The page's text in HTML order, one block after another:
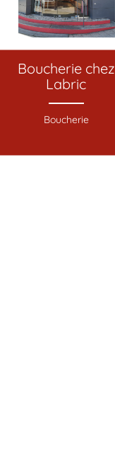
Boucherie chez
Labric
Boucherie